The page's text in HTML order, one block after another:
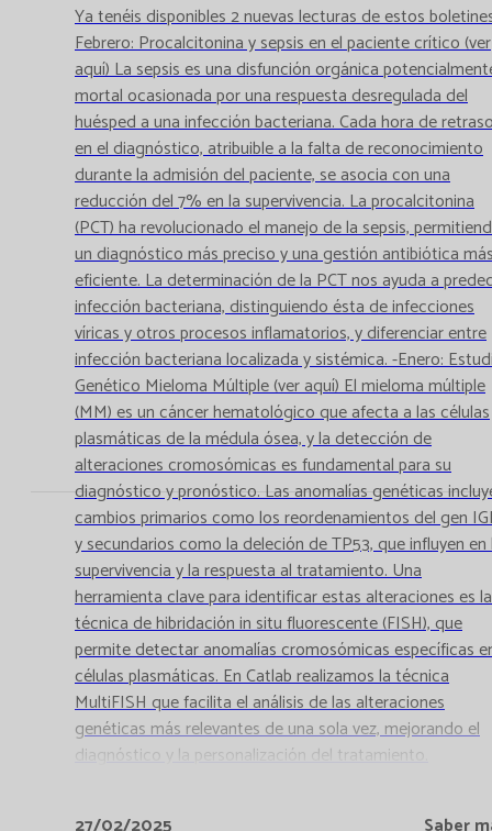
Ya tenéis disponibles 2 nuevas lecturas de estos
Febrero: Procalcitonina y sepsis en el paciente crítico (ver
aquí) La sepsis es una disfunción orgánica
mortal ocasionada por una respuesta desregulada del
huésped a una infección bacteriana. Cada hora de
en el diagnóstico, atribuible a la falta de reconocimiento
durante la admisión del paciente, se asocia con una
reducción del 7% en la supervivencia. La procalcitonina
(PCT) ha revolucionado el manejo de la sepsis,
un diagnóstico más preciso y una gestión antibiótica
eficiente. La determinación de la PCT nos ayuda a
infección bacteriana, distinguiendo ésta de infecciones
víricas y otros procesos inflamatorios, y diferenciar entre
infección bacteriana localizada y sistémica. -Enero:
Genético Mieloma Múltiple (ver aquí) El mieloma múltiple
(MM) es un cáncer hematológico que afecta a las células
plasmáticas de la médula ósea, y la detección de
alteraciones cromosómicas es fundamental para su
diagnóstico y pronóstico. Las anomalías genéticas
cambios primarios como los reordenamientos del gen
y secundarios como la deleción de TP53, que influyen en
supervivencia y la respuesta al tratamiento. Una
herramienta clave para identificar estas alteraciones es la
técnica de hibridación in situ fluorescente (FISH), que
permite detectar anomalías cromosómicas específicas
células plasmáticas. En Catlab realizamos la técnica
MultiFISH que facilita el análisis de las alteraciones
genéticas más relevantes de una sola vez, mejorando el
diagnóstico y la personalización del tratamiento.